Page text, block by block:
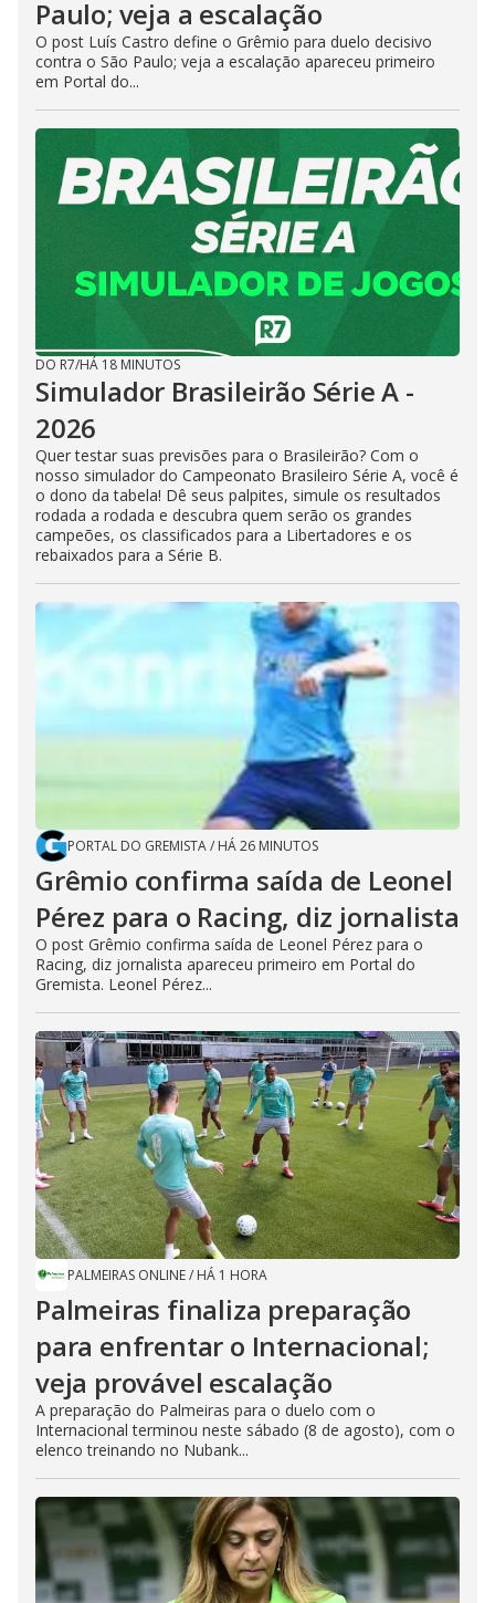
Paulo; veja a escalação
O post Luís Castro define o Grêmio para duelo decisivo
contra o São Paulo; veja a escalação apareceu primeiro
em Portal do...
DO R7/HÁ 18 MINUTOS
Simulador Brasileirão Série A -
2026
Quer testar suas previsões para o Brasileirão? Com o
nosso simulador do Campeonato Brasileiro Série A, você é
o dono da tabela! Dê seus palpites, simule os resultados
rodada a rodada e descubra quem serão os grandes
campeões, os classificados para a Libertadores e os
rebaixados para a Série B.
PORTAL DO GREMISTA/ HÁ 26 MINUTOS
Grêmio confirma saída de Leonel
Pérez para o Racing, diz jornalista
O post Grêmio confirma saída de Leonel Pérez para o
Racing, diz jornalista apareceu primeiro em Portal do
Gremista. Leonel Pérez...
PALMEIRAS ONLINE/ HÁ 1 HORA
Palmeiras finaliza preparação
para enfrentar o Internacional;
veja provável escalação
A preparação do Palmeiras para o duelo com o
Internacional terminou neste sábado (8 de agosto), com o
elenco treinando no Nubank...